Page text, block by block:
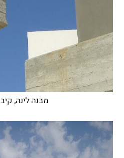
מבנה לינה,